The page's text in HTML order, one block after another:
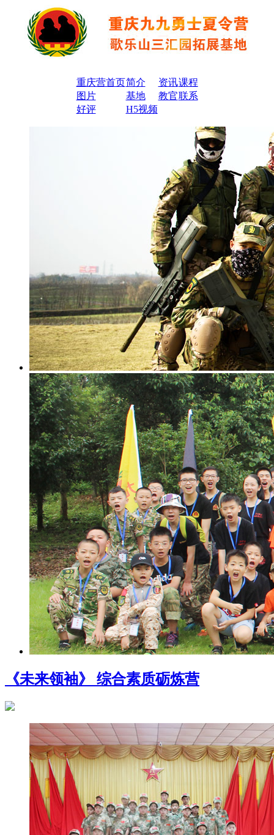
重庆营首页简介 资讯课程
图片
基地 教官联系
好评
H5视频
《未来领袖》 综合素质砺炼营